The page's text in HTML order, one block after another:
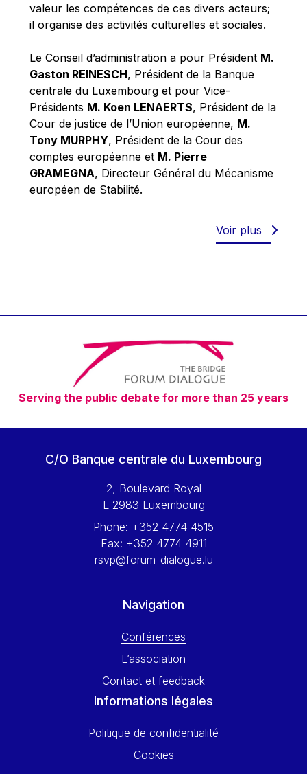
Paolo Mengozzi
Paschal Donohoe
Pat Cox
Patrizia Nanz
Philippe Maystadt
Pierre Gramegna
Richard Pelly
Robert Goebbels
Robert REYNDERS
Timothy Radcliffe
Vaclav Klaus
Vassilios Skouris
Vítor Manuel da Silva Caldeira
Viviane Reding
Walter Hagg
Wolfgang Ketterle
Yossi Beillin
Yves FRANCHET
valeur les compétences de ces divers acteurs;
il organise des activités culturelles et sociales.
Le Conseil d’administration a pour Président M.
Gaston REINESCH, Président de la Banque
centrale du Luxembourg et pour Vice-
Présidents M. Koen LENAERTS, Président de la
Cour de justice de l’Union européenne, M.
Tony MURPHY, Président de la Cour des
comptes européenne et M. Pierre
GRAMEGNA, Directeur Général du Mécanisme
européen de Stabilité.
Voir plus
Serving the public debate for more than 25 years
C/O Banque centrale du Luxembourg
2, Boulevard Royal
L-2983 Luxembourg
Phone: +352 4774 4515
Fax: +352 4774 4911
rsvp@forum-dialogue.lu
Navigation
Conférences
L’association
Contact et feedback
Informations légales
Politique de confidentialité
Cookies